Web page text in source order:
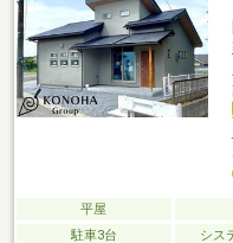
平屋
駐車3台
シス